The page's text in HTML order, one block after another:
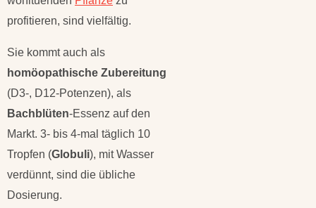
profitieren, sind vielfältig.
Sie kommt auch als
homöopathische Zubereitung
(D3-, D12-Potenzen), als
Bachblüten-Essenz auf den
Markt. 3- bis 4-mal täglich 10
Tropfen (Globuli), mit Wasser
verdünnt, sind die übliche
Dosierung.